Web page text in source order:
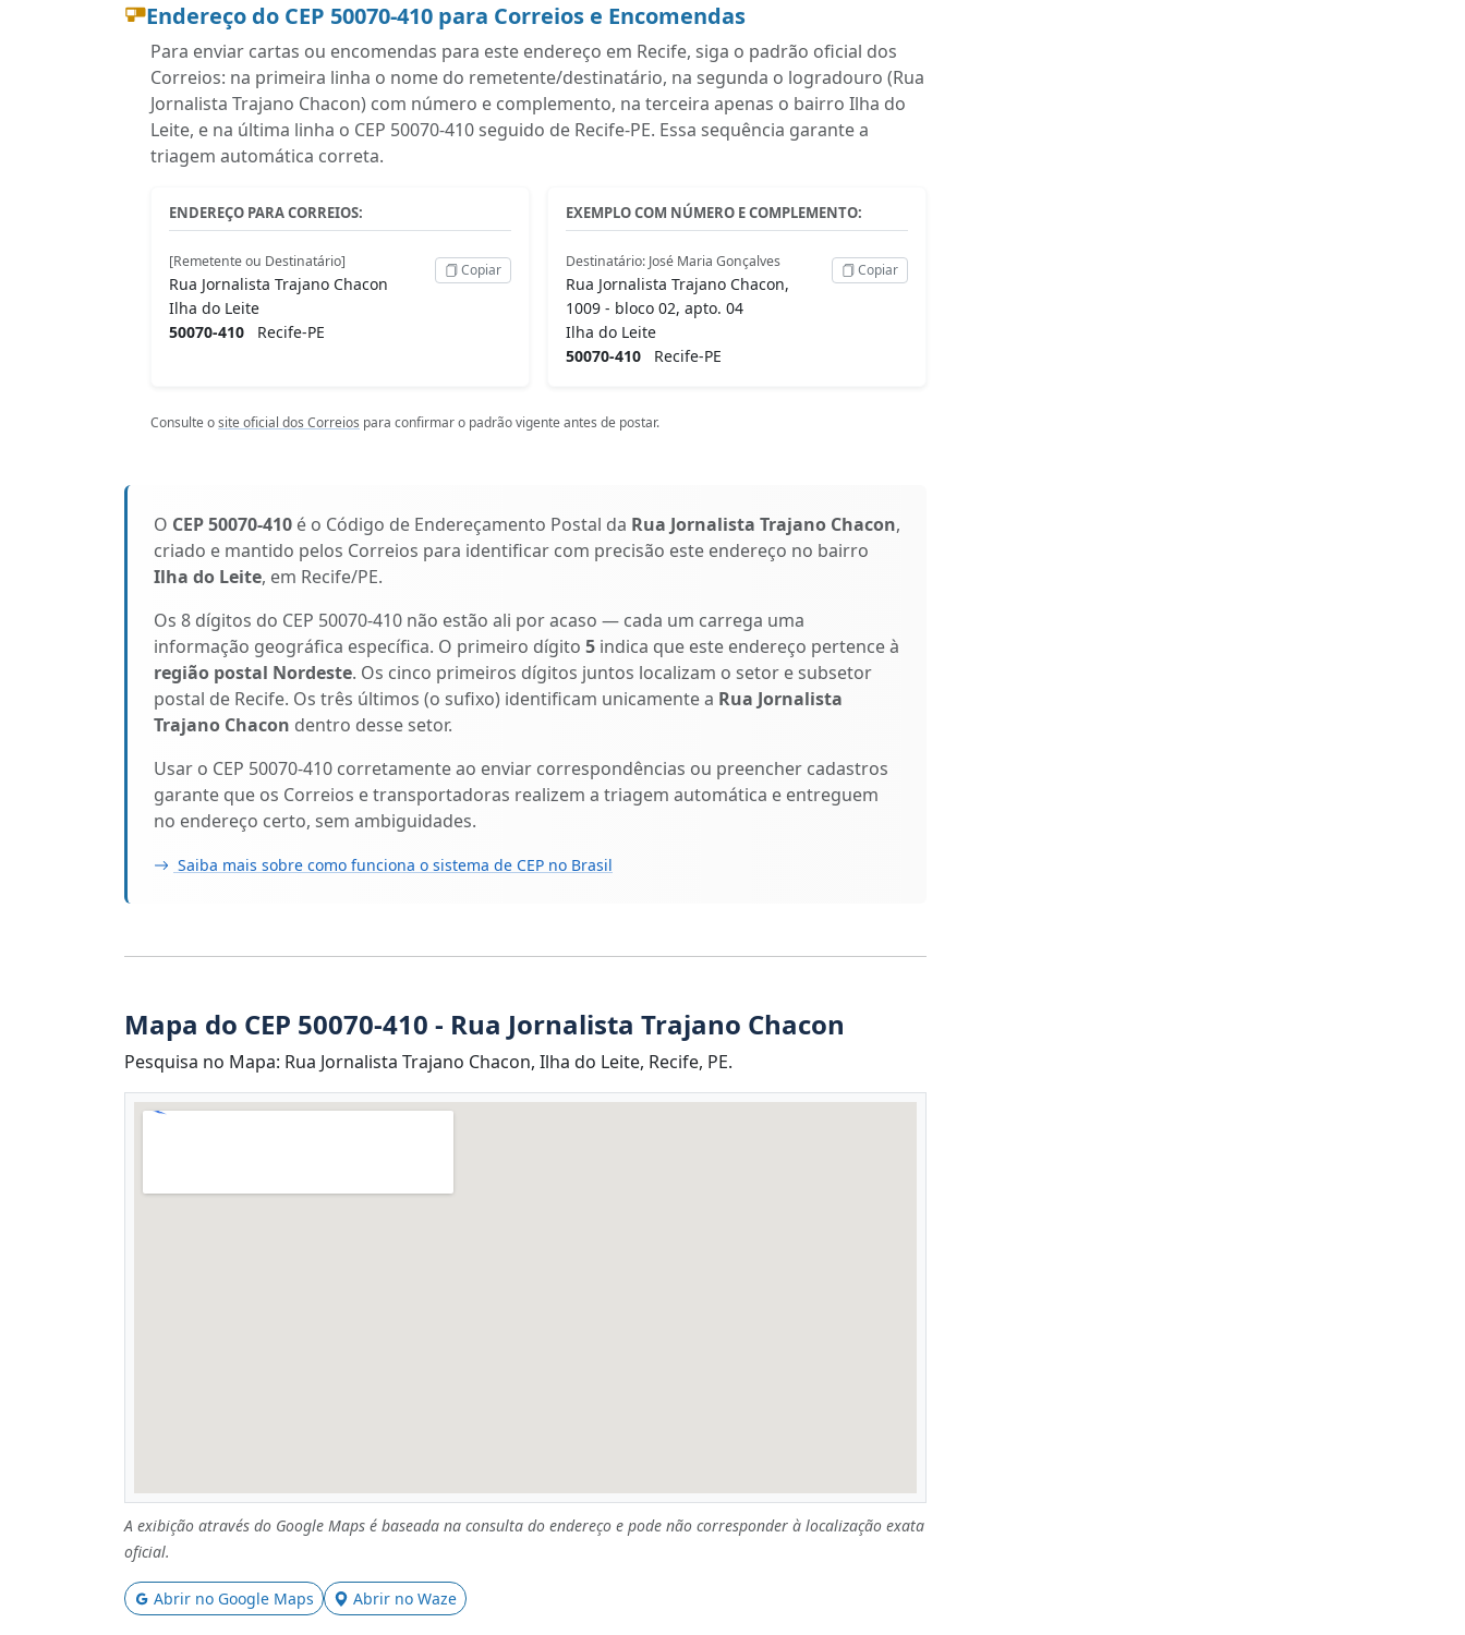
Endereço do CEP 50070-410 para Correios e Encomendas
Para enviar cartas ou encomendas para este endereço em Recife, siga o padrão oficial dos
Correios: na primeira linha o nome do remetente/destinatário, na segunda o logradouro (Rua
Jornalista Trajano Chacon) com número e complemento, na terceira apenas o bairro Ilha do
Leite, e na última linha o CEP 50070-410 seguido de Recife-PE. Essa sequência garante a
triagem automática correta.
ENDEREÇO PARA CORREIOS:
[Remetente ou Destinatário]
Rua Jornalista Trajano Chacon
Ilha do Leite
50070-410 Recife-PE
Copiar
EXEMPLO COM NÚMERO E COMPLEMENTO:
Destinatário: José Maria Gonçalves
Rua Jornalista Trajano Chacon,
1009 - bloco 02, apto. 04
Ilha do Leite
50070-410 Recife-PE
Copiar
Consulte osite oficial dos Correios para confirmar o padrão vigente antes de postar.
O CEP 50070-410 é o Código de Endereçamento Postal da Rua Jornalista Trajano Chacon,
criado e mantido pelos Correios para identificar com precisão este endereço no bairro
Ilha do Leite, em Recife/PE.
Os 8 dígitos do CEP 50070-410 não estão ali por acaso — cada um carrega uma
informação geográfica específica. O primeiro dígito 5 indica que este endereço pertence à
região postal Nordeste. Os cinco primeiros dígitos juntos localizam o setor e subsetor
postal de Recife. Os três últimos (o sufixo) identificam unicamente a Rua Jornalista
Trajano Chacon dentro desse setor.
Usar o CEP 50070-410 corretamente ao enviar correspondências ou preencher cadastros
garante que os Correios e transportadoras realizem a triagem automática e entreguem
no endereço certo, sem ambiguidades.
Saiba mais sobre como funciona o sistema de CEP no Brasil
Mapa do CEP 50070-410 - Rua Jornalista Trajano Chacon
Pesquisa no Mapa: Rua Jornalista Trajano Chacon, Ilha do Leite, Recife, PE.
A exibição através do Google Maps é baseada na consulta do endereço e pode não corresponder à localização exata
oficial.
Abrir no Google Maps Abrir no Waze